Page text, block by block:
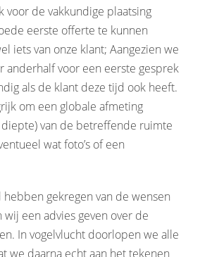
voor de vakkundige plaatsing
eerste offerte te kunnen
iets van onze klant; Aangezien we
anderhalf voor een eerste gesprek
als de klant deze tijd ook heeft.
om een globale afmeting
van de betreffende ruimte
wat foto’s of een
gekregen van de wensen
wij een advies geven over de
In vogelvlucht doorlopen we alle
we daarna echt aan het tekenen